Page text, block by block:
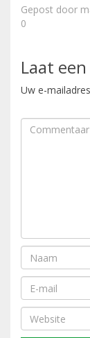
Gepost door
0
Laat
Uw e-